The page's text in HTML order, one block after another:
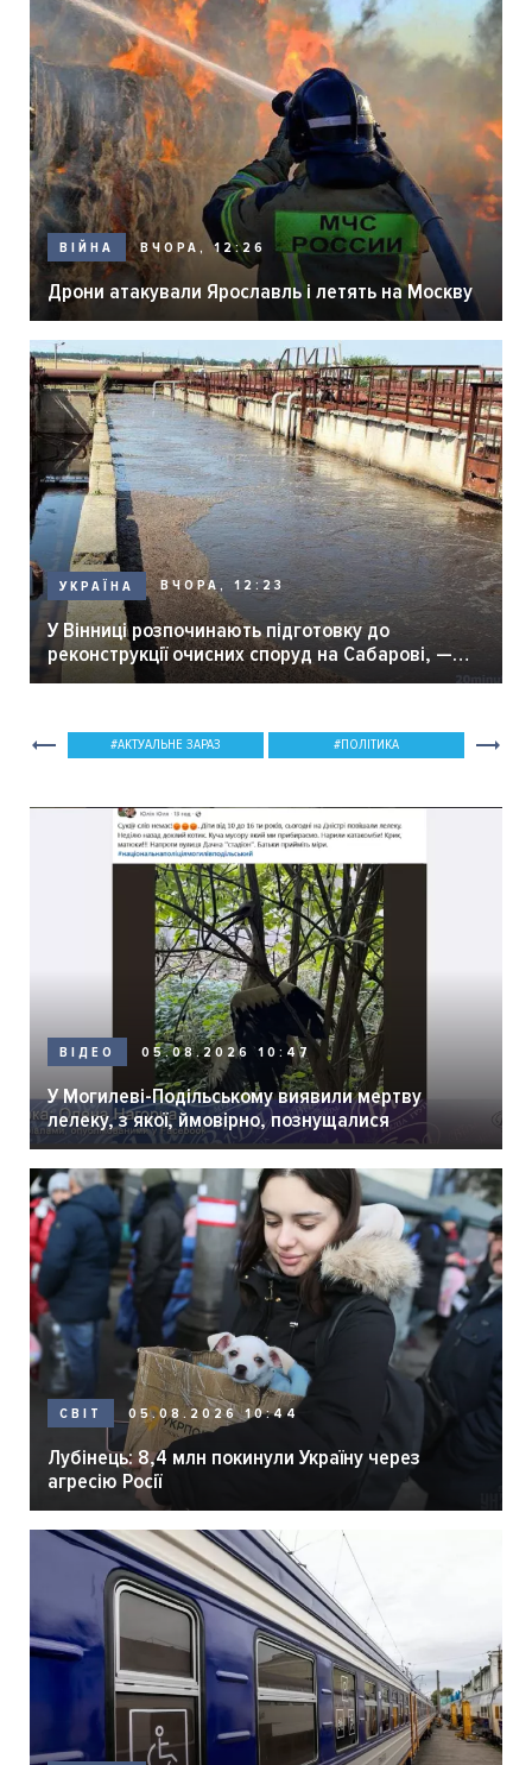
ВІЙНА ВЧОРА, 12:26
Дрони атакували Ярославль і летять на Москву
УКРАЇНА ВЧОРА, 12:23
У Вінниці розпочинають підготовку до
реконструкції очисних споруд на Сабарові, —
мер Вінниці.
АКТУАЛЬНЕ ЗАРАЗ ПОЛІТИКА
ВІДЕО 05.08.2026 10:47
У Могилеві-Подільському виявили мертву
лелеку, з якої, ймовірно, познущалися
СВІТ 05.08.2026 10:44
Лубінець: 8,4 млн покинули Україну через
агресію Росії